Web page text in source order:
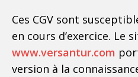
Ces CGV sont
en cours d’exercice. Le
www.versantur.com
version à la